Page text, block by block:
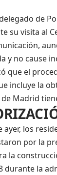
de
su visita al
y no cause
que el
incluye la
Madrid
ayer, los
por la
la
durante la